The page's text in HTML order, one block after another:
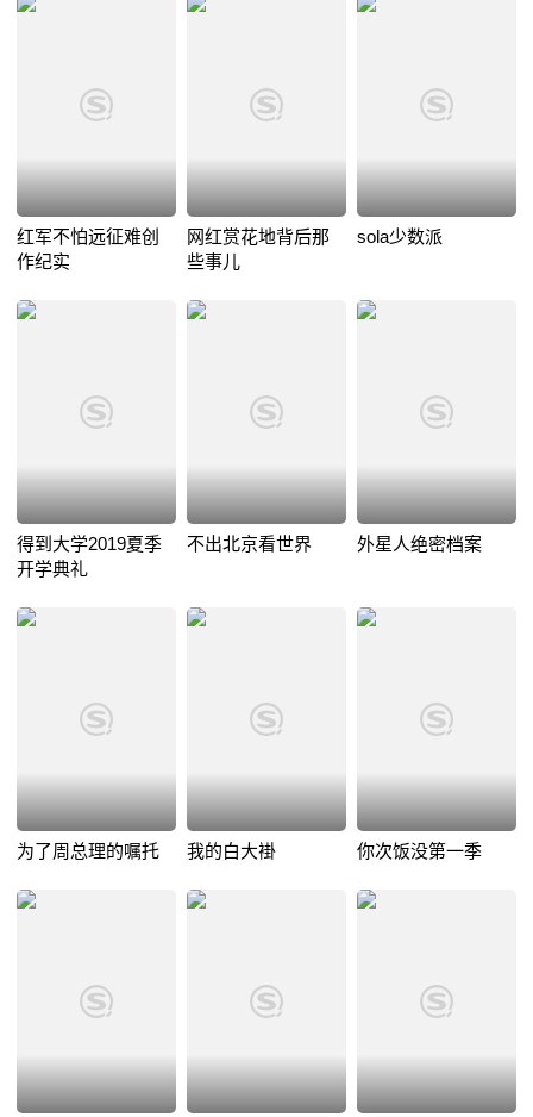
红军不怕远征难创
作纪实
网红赏花地背后那
些事儿
sola少数派
得到大学2019夏季
开学典礼
不出北京看世界 外星人绝密档案
为了周总理的嘱托 我的白大褂 你次饭没第一季